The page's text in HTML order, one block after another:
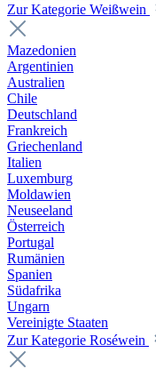
Zur Kategorie Weißwein
Mazedonien
Argentinien
Australien
Chile
Deutschland
Frankreich
Griechenland
Italien
Luxemburg
Moldawien
Neuseeland
Österreich
Portugal
Rumänien
Spanien
Südafrika
Ungarn
Vereinigte Staaten
Zur Kategorie Roséwein